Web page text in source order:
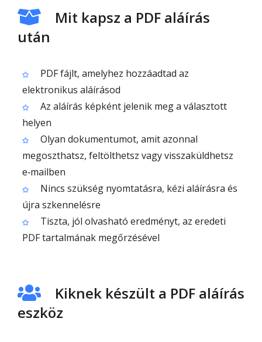
Mit kapsz a PDF aláírás
után
PDF fájlt, amelyhez hozzáadtad az
elektronikus aláírásod
Az aláírás képként jelenik meg a választott
helyen
Olyan dokumentumot, amit azonnal
megoszthatsz, feltölthetsz vagy visszaküldhetsz
e‑mailben
Nincs szükség nyomtatásra, kézi aláírásra és
újra szkennelésre
Tiszta, jól olvasható eredményt, az eredeti
PDF tartalmának megőrzésével
Kiknek készült a PDF aláírás
eszköz